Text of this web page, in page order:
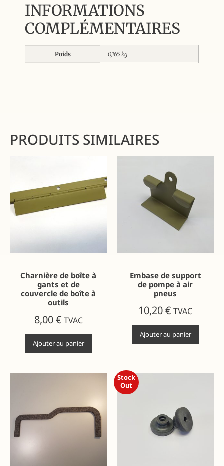
INFORMATIONS
COMPLÉMENTAIRES
Poids 0,165 kg
PRODUITS SIMILAIRES
Charnière de boîte à
gants et de
couvercle de boîte à
outils
8,00€ TVAC
Ajouter au panier
Embase de support
de pompe à air
pneus
10,20€ TVAC
Ajouter au panier
Stock
Out